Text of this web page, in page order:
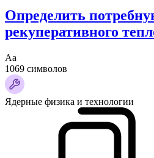
Определить
рекуперативного
Аа
1069 символов
Ядерные физика и технологии